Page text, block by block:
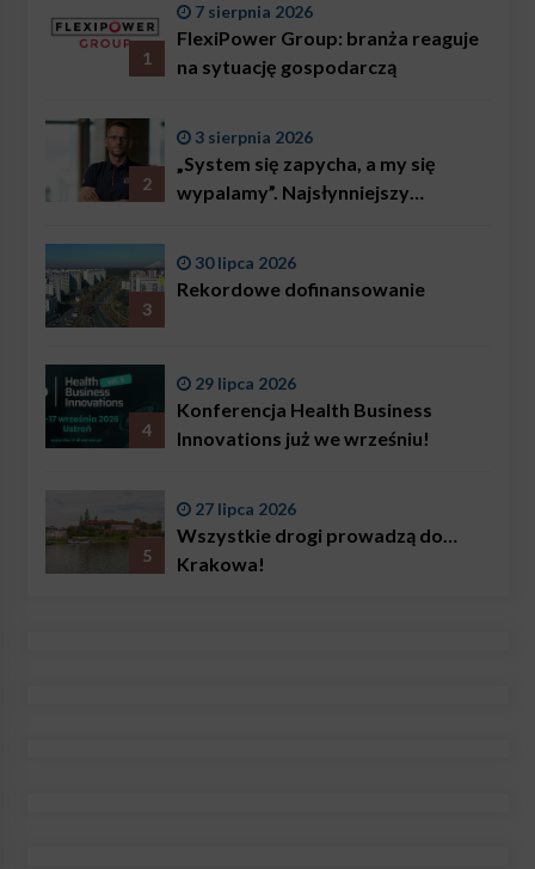
1
7 sierpnia 2026
FlexiPower Group: branża reaguje
na sytuację gospodarczą
2
3 sierpnia 2026
„System się zapycha, a my się
wypalamy”. Najsłynniejszy
problemem są nie tylko choroby
3
30 lipca 2026
Rekordowe dofinansowanie
4
29 lipca 2026
Konferencja Health Business
Innovations już we wrześniu!
5
27 lipca 2026
Wszystkie drogi prowadzą do…
Krakowa!